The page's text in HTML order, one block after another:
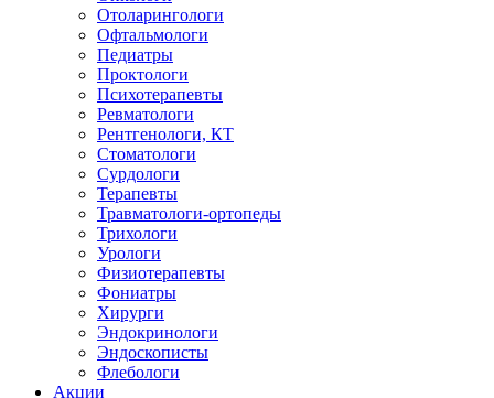
Отоларингологи
Офтальмологи
Педиатры
Проктологи
Психотерапевты
Ревматологи
Рентгенологи, КТ
Стоматологи
Сурдологи
Терапевты
Травматологи-ортопеды
Трихологи
Урологи
Физиотерапевты
Фониатры
Хирурги
Эндокринологи
Эндоскописты
Флебологи
Акции